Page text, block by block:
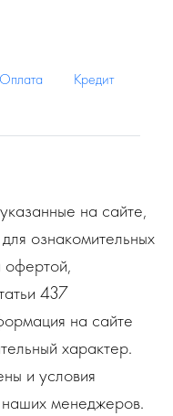
Оплата
Кредит
на сайте,
ознакомительных
офертой,
437
на сайте
характер.
и условия
наших менеджеров.